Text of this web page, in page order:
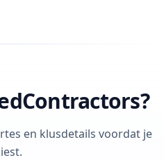
en klusdetails voordat je